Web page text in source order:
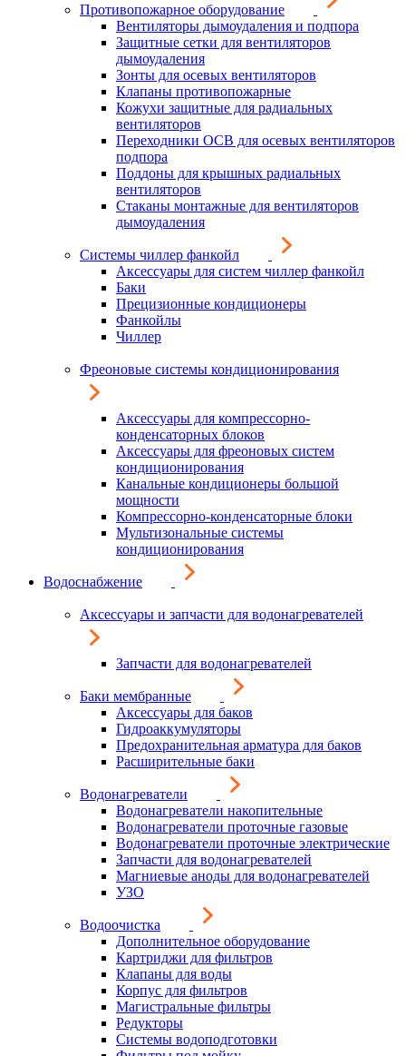
Противопожарное оборудование
Вентиляторы дымоудаления и подпора
Защитные сетки для вентиляторов
дымоудаления
Зонты для осевых вентиляторов
Клапаны противопожарные
Кожухи защитные для радиальных
вентиляторов
Переходники ОСВ для осевых вентиляторов
подпора
Поддоны для крышных радиальных
вентиляторов
Стаканы монтажные для вентиляторов
дымоудаления
Системы чиллер фанкойл
Аксессуары для систем чиллер фанкойл
Баки
Прецизионные кондиционеры
Фанкойлы
Чиллер
Фреоновые системы кондиционирования
Аксессуары для компрессорно-
конденсаторных блоков
Аксессуары для фреоновых систем
кондиционирования
Канальные кондиционеры большой
мощности
Компрессорно-конденсаторные блоки
Мультизональные системы
кондиционирования
Водоснабжение
Аксессуары и запчасти для водонагревателей
Запчасти для водонагревателей
Баки мембранные
Аксессуары для баков
Гидроаккумуляторы
Предохранительная арматура для баков
Расширительные баки
Водонагреватели
Водонагреватели накопительные
Водонагреватели проточные газовые
Водонагреватели проточные электрические
Запчасти для водонагревателей
Магниевые аноды для водонагревателей
УЗО
Водоочистка
Дополнительное оборудование
Картриджи для фильтров
Клапаны для воды
Корпус для фильтров
Магистральные фильтры
Редукторы
Системы водоподготовки